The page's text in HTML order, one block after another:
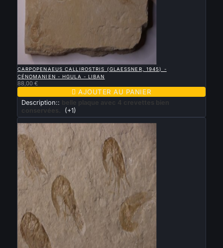
APERÇU RAPIDE
CARPOPENAEUS CALLIROSTRIS (GLAESSNER, 1945) -
CÉNOMANIEN - HGULA - LIBAN
88,00 €
 AJOUTER AU PANIER
Description::
belle plaque avec 4 crevettes bien
conservées.
(+1)
Nouveau